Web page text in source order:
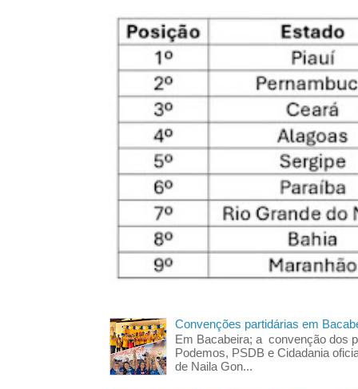
Convenções partidárias em
Em Bacabeira; a convenção dos
Podemos, PSDB e Cidadania
de Naila Gon...